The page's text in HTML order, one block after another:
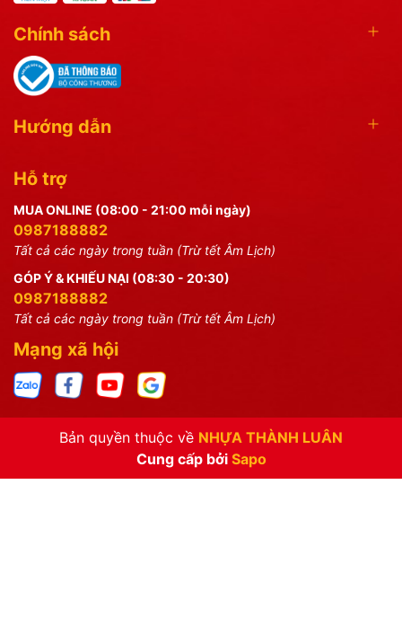
Chính sách
Hướng dẫn
Hỗ trợ
MUA ONLINE (08:00 - 21:00 mỗi ngày)
0987188882
Tất cả các ngày trong tuần (Trừ tết Âm Lịch)
GÓP Ý & KHIẾU NẠI (08:30 - 20:30)
0987188882
Tất cả các ngày trong tuần (Trừ tết Âm Lịch)
Mạng xã hội
Bản quyền thuộc về NHỰA THÀNH LUÂN
Cung cấp bởi Sapo